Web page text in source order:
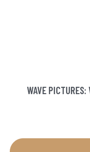
WAVE PICTURES: